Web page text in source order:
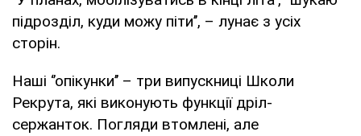
підрозділ, куди можу піти’’, – лунає з усіх
сторін.
Наші ‘’опікунки’’ – три випускниці Школи
Рекрута, які виконують функції дріл-
сержанток. Погляди втомлені, але